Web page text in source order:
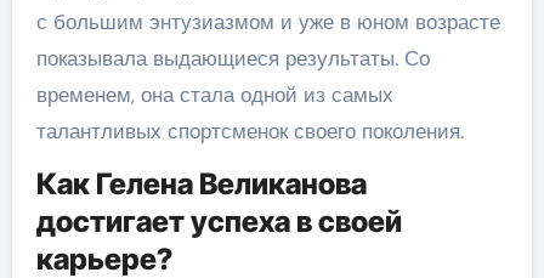
с большим энтузиазмом и уже в юном возрасте
показывала выдающиеся результаты. Со
временем, она стала одной из самых
талантливых спортсменок своего поколения.
Как Гелена Великанова
достигает успеха в своей
карьере?